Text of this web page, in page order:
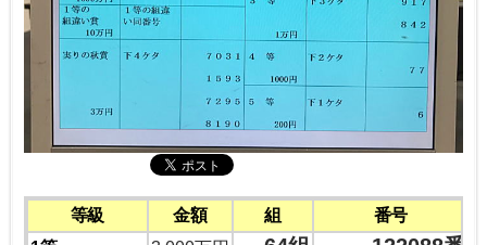
等級 金額 組
番号